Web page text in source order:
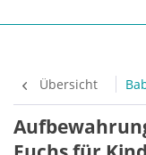
Übersicht